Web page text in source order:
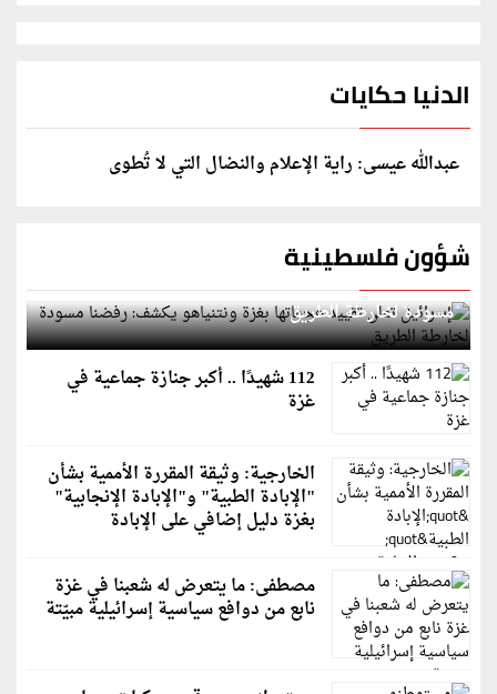
الدنيا حكايات
عبدالله عيسى: راية الإعلام والنضال التي لا تُطوى
شؤون فلسطينية
إسرائيل تعلن تقييد هجماتها بغزة ونتنياهو يكشف: رفضنا
مسودة لخارطة الطريق
112 شهيدًا .. أكبر جنازة جماعية في
غزة
الخارجية: وثيقة المقررة الأممية بشأن
"الإبادة الطبية" و"الإبادة الإنجابية"
بغزة دليل إضافي على الإبادة
مصطفى: ما يتعرض له شعبنا في غزة
نابع من دوافع سياسية إسرائيلية مبيّتة